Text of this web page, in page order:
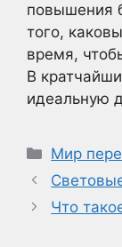
повышения
того,
время,
В
идеальную
Рубрики
Мир
Что